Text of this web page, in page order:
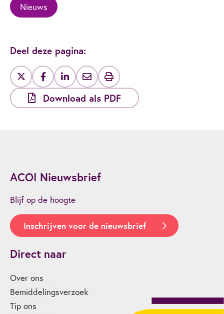
Nieuws
Deel deze pagina:
Download als PDF
ACOI Nieuwsbrief
Blijf op de hoogte
Inschrijven voor de nieuwsbrief
Direct naar
Over ons
Bemiddelingsverzoek
Tip ons